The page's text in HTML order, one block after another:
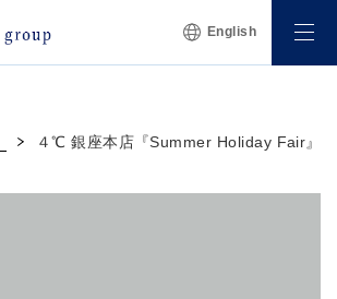
English
４℃ 銀座本店『Summer Holiday Fair』